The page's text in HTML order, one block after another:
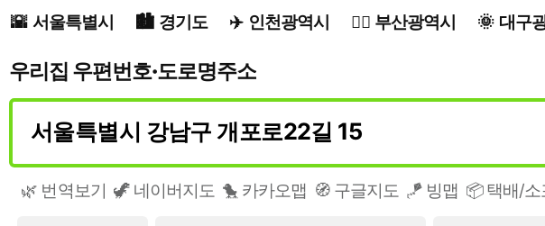
서울특별시 경기도 인천광역시 부산광역시 대구
우리집 우편번호·도로명주소
🌿 번역보기 🦖 네이버지도 🐤 카카오맵 🧭 구글지도 🪁 빙맵 📦 택배/소